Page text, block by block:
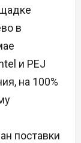
в
и PEJ
на 100%
поставки